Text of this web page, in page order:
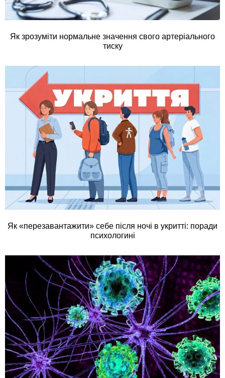
Як зрозуміти нормальне значення свого артеріального
тиску
Як «перезавантажити» себе після ночі в укритті: поради
психологині